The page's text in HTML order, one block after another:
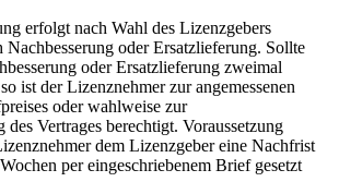
erfolgt nach Wahl des Lizenzgebers
oder Ersatzlieferung. Sollte
oder Ersatzlieferung zweimal
ist der Lizenznehmer zur angemessenen
oder wahlweise zur
Vertrages berechtigt. Voraussetzung
dem Lizenzgeber eine Nachfrist
per eingeschriebenem Brief gesetzt